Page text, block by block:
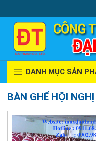
DANH MỤC SẢN
BÀN GHẾ HỘI NGHỊ